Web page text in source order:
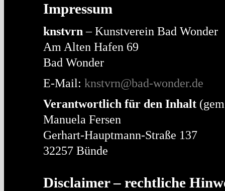
Impressum
knstvrn – Kunstverein Bad Wonder
Am Alten Hafen 69
Bad Wonder
E-Mail: knstvrn@bad-wonder.de
Verantwortlich für den Inhalt
Manuela Fersen
Gerhart-Hauptmann-Straße 137
32257 Bünde
Disclaimer – rechtliche